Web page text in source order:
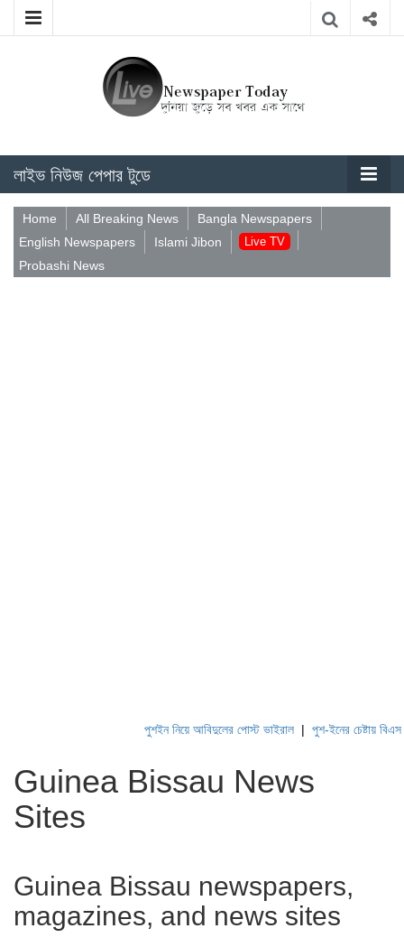
লাইভ নিউজ পেপার টুডে
Home All Breaking News
Bangla Newspapers
English Newspapers
Islami Jibon Live TV
Probashi News
পুশইন নিয়ে আবিদুলের পোস্ট ভাইরাল|পুশ-ইনের চেষ্টায় বিএসএফ,
Guinea Bissau News
Sites
Guinea Bissau newspapers,
magazines, and news sites